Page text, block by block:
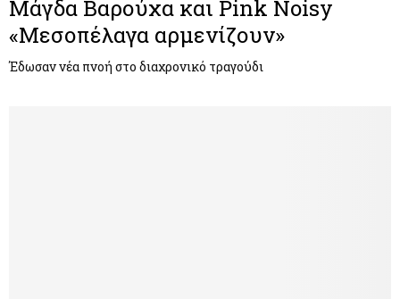
Μάγδα Βαρούχα και Pink Noisy
«Μεσοπέλαγα αρμενίζουν»
Έδωσαν νέα πνοή στο διαχρονικό τραγούδι